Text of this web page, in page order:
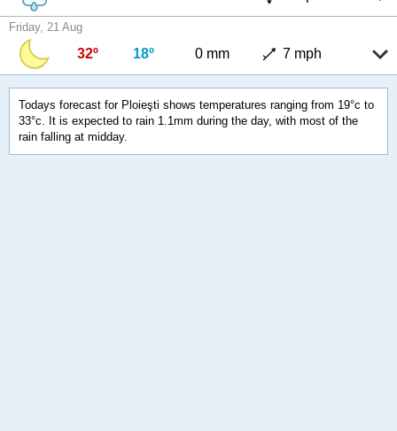
Friday, 21 Aug
32º 18º 0 mm 7 mph
Todays forecast for Ploieşti shows temperatures ranging from 19°c to
33°c. It is expected to rain 1.1mm during the day, with most of the
rain falling at midday.